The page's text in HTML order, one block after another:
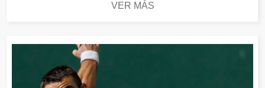
VER MÁS